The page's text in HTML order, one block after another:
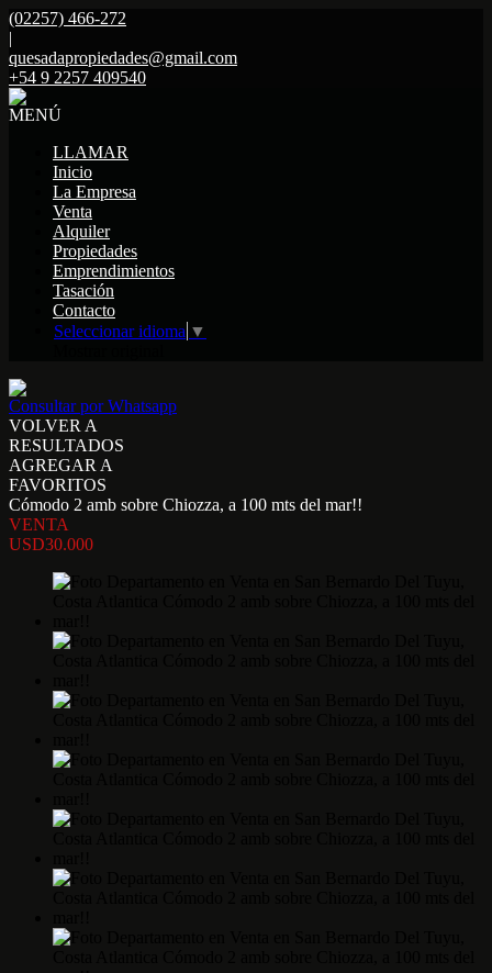
(02257) 466-272
|
quesadapropiedades@gmail.com
+54 9 2257 409540
MENÚ
LLAMAR
Inicio
La Empresa
Venta
Alquiler
Propiedades
Emprendimientos
Tasación
Contacto
Seleccionar idioma ▼
Consultar por Whatsapp
VOLVER A
RESULTADOS
AGREGAR A
FAVORITOS
Cómodo 2 amb sobre Chiozza, a 100 mts del mar!!
VENTA
USD30.000